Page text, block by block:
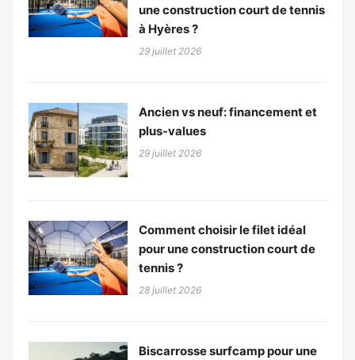
une construction court de tennis
à Hyères ?
29 juillet 2026
Ancien vs neuf: financement et
plus-values
29 juillet 2026
Comment choisir le filet idéal
pour une construction court de
tennis ?
28 juillet 2026
Biscarrosse surfcamp pour une